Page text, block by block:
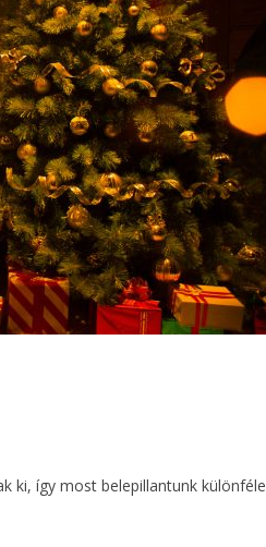
ki, így most belepillantunk különféle